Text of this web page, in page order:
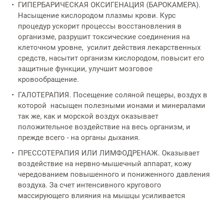
ГИПЕРБАРИЧЕСКАЯ ОКСИГЕНАЦИЯ (БАРОКАМЕРА).
Насыщение кислородом плазмы крови. Курс
процедур ускорит процессы восстановления в
организме, разрушит токсические соединения на
клеточном уровне, усилит действия лекарственных
средств, насытит организм кислородом, повысит его
защитные функции, улучшит мозговое
кровообращение.
ГАЛОТЕРАПИЯ. Посещение соляной пещеры, воздух в
которой насыщен полезными ионами и минералами
так же, как и морской воздух оказывает
положительное воздействие на весь организм, и
прежде всего - на органы дыхания.
ПРЕССОТЕРАПИЯ ИЛИ ЛИМФОДРЕНАЖ. Оказывает
воздействие на нервно-мышечный аппарат, кожу
чередованием повышенного и пониженного давления
воздуха. За счет интенсивного кругового
массирующего влияния на мышцы усиливается